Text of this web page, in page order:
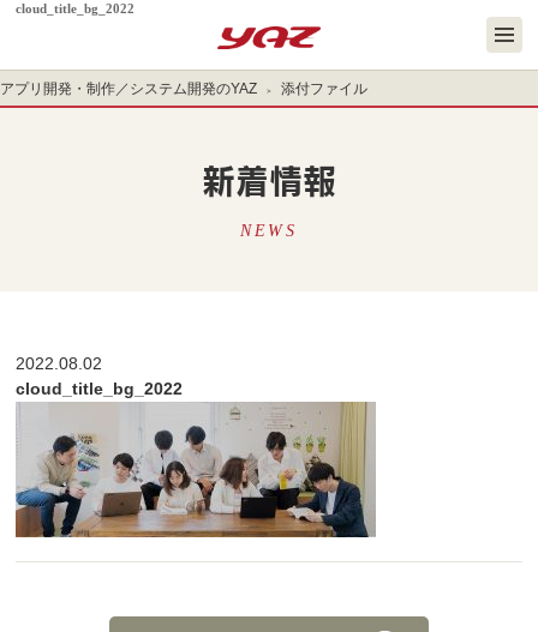
cloud_title_bg_2022
アプリ開発・制作／システム開発のYAZ 添付ファイル
新着情報
NEWS
2022.08.02
cloud_title_bg_2022